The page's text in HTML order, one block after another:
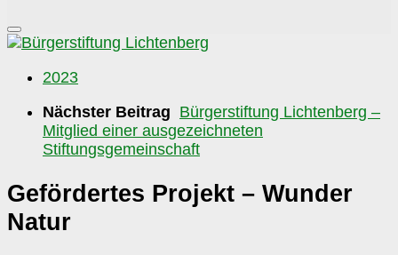
2023
Nächster Beitrag Bürgerstiftung Lichtenberg –
Mitglied einer ausgezeichneten
Stiftungsgemeinschaft
Gefördertes Projekt – Wunder
Natur